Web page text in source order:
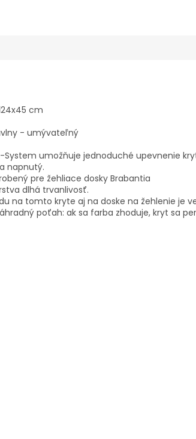
cm
- umývateľný
System umožňuje jednoduché upevnenie
napnutý.
pre žehliace dosky Brabantia
dlhá trvanlivosť.
na tomto kryte aj na doske na žehlenie je
poťah: ak sa farba zhoduje, kryt sa